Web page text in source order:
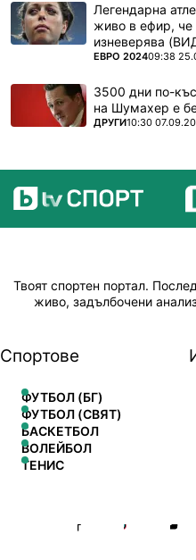
Легендарна
живо в ефир,
изневерява
ПОВЕЧЕ ОТ
ЕВРО 202409:38
3500 дни по-
на Шумахер е
ПОВЕЧЕ ОТ
ДРУГИ10:30
Твоят спортен портал.
живо, задълбочени
Спортове
ФУТБОЛ (БГ)
ФУТБОЛ (СВЯТ)
БАСКЕТБОЛ
ВОЛЕЙБОЛ
ТЕНИС